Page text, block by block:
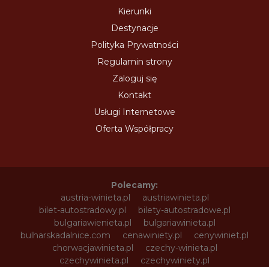
Kierunki
Destynacje
Polityka Prywatności
Regulamin strony
Zaloguj się
Kontakt
Usługi Internetowe
Oferta Współpracy
Polecamy:
austria-winieta.pl
austriawinieta.pl
bilet-autostradowy.pl
bilety-autostradowe.pl
bulgariawienieta.pl
bulgariawinieta.pl
bulharskadalnice.com
cenawiniety.pl
cenywiniet.pl
chorwacjawinieta.pl
czechy-winieta.pl
czechywinieta.pl
czechywiniety.pl